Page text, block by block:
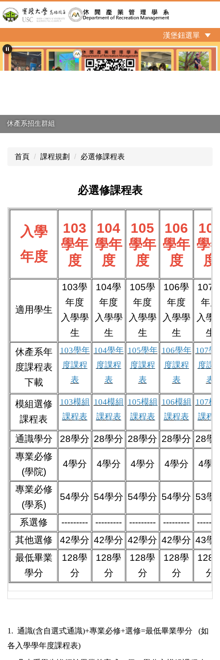
跳
到
主
內
容
區
漢堡鈕選單
休產系招生群組
首頁 課程規劃 必選修課程表
必選修課程表
入學
年度
103
學年
度
104
學年
度
105
學年
度
106
學年
度
學
度
適用學生
103學
年度
入學學
生
104學
年度
入學學
生
105學
年度
入學學
生
106學
年度
入學學
生
107
年度
入學
生
休產系年
度課程表
下載
103學年
度課程
表
104學年
度課程
表
105學年
度課程
表
106學年
度課程
表
107學
度課
表
模組選修
課程表
103模組
課程表
104模組
課程表
105模組
課程表
106模組
課程表
107模
課程
通識學分 28學分 28學分 28學分 28學分 28學
專業必修
(學院)
4學分 4學分 4學分 4學分 4學
專業必修
(學系)
54學分 54學分 54學分 54學分 53學
系選修 --------- --------- --------- ---------
其他選修
42學分 42學分 42學分 42學分 43學
最低畢業
學分
128學
分
128學
分
128學
分
128學
分
128
分
1. 通識(含自選式通識)+專業必修+選修=最低畢業學分 (如
各入學學年度課程表)